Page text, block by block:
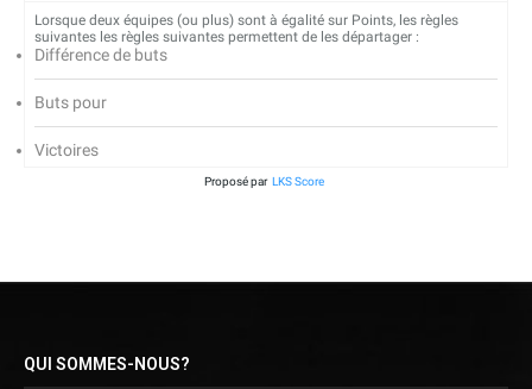
Lorsque deux équipes (ou plus) sont à égalité sur Points, les règles
suivantes les règles suivantes permettent de les départager :
Différence de buts
Buts pour
Victoires
Proposé par LKS Score
QUI SOMMES-NOUS?